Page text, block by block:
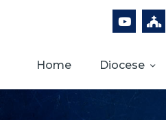
Home Diocese